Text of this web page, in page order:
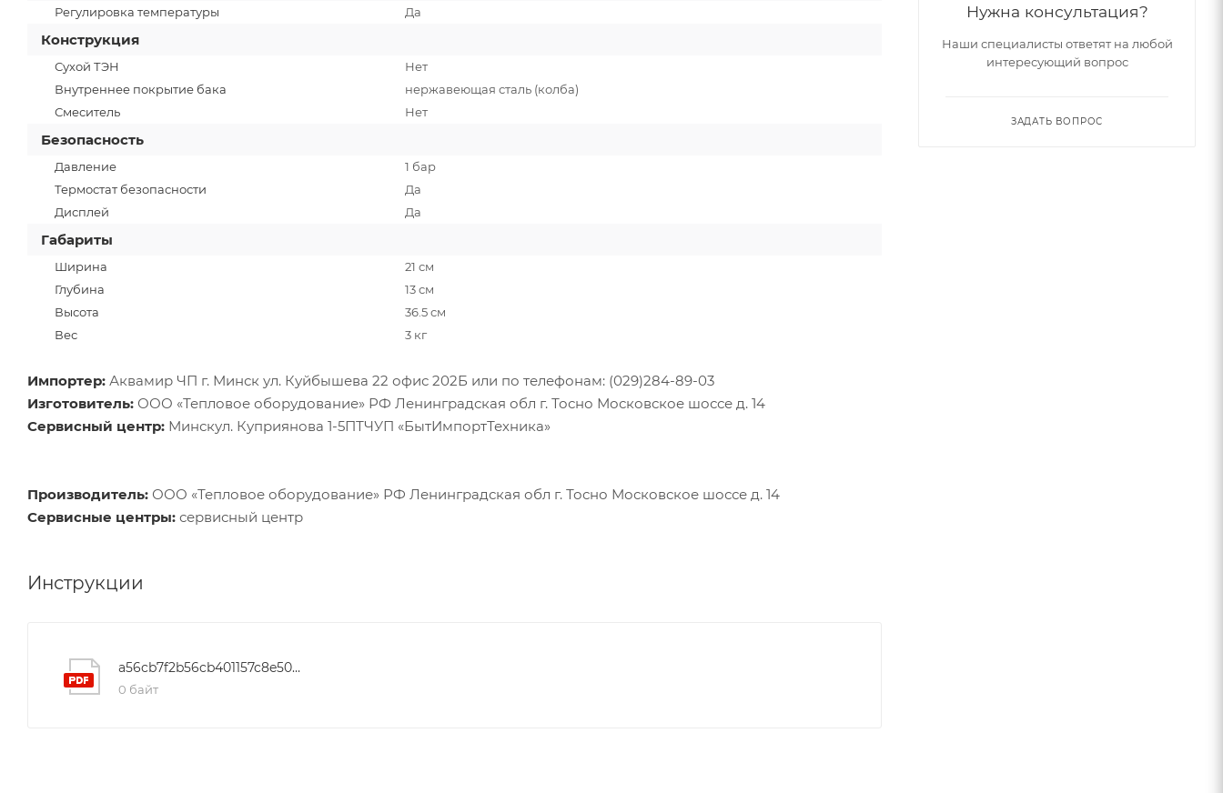
Регулировка температуры Да
Конструкция
Сухой ТЭН
Нет
Внутреннее покрытие бака
нержавеющая сталь (колба)
Смеситель
Нет
Безопасность
Давление
1 бар
Термостат безопасности
Да
Дисплей
Да
Габариты
Ширина
21 см
Глубина
13 см
Высота
36.5 см
Вес
3 кг
Импортер: Аквамир ЧП г. Минск ул. Куйбышева 22 офис 202Б или по телефонам: (029)284-89-03
Изготовитель: ООО «Тепловое оборудование» РФ Ленинградская обл г. Тосно Московское шоссе д. 14
Сервисный центр: Минскул. Куприянова 1-5ПТЧУП «БытИмпортТехника»
Производитель: ООО «Тепловое оборудование» РФ Ленинградская обл г. Тосно Московское шоссе д. 14
Сервисные центры: сервисный центр
Инструкции
a56cb7f2b56cb401157c8e505332c01d
0 байт
Нужна консультация?
Наши специалисты ответят на любой
интересующий вопрос
ЗАДАТЬ ВОПРОС